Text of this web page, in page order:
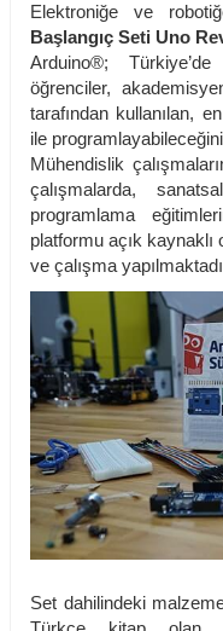
Elektroniğe ve
Başlangıç Seti Uno
Arduino®;
öğrenciler,
tarafından kullanılan,
ile
Mühendislik
çalışmalarda,
programlama
platformu açık
ve çalışma
Set dahilindeki